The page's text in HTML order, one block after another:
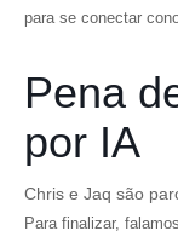
para se conectar
Pena
por IA
Chris e Jaq são
Para finalizar,